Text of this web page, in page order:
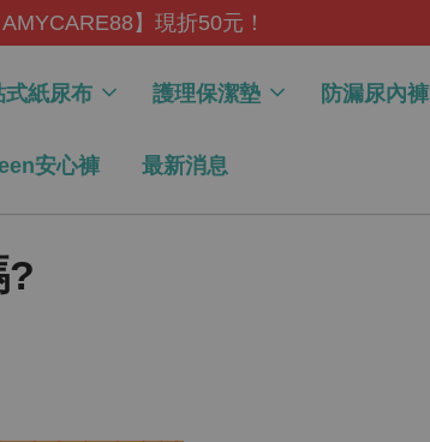
全館滿$599，即享免運折扣！
紙尿布 護理保潔墊 防漏尿內褲
安心褲 最新消息
?